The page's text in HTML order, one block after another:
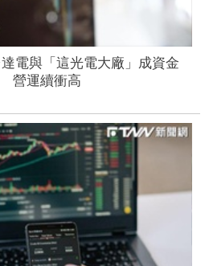
電與「這光電大廠」成資金
營運續衝高